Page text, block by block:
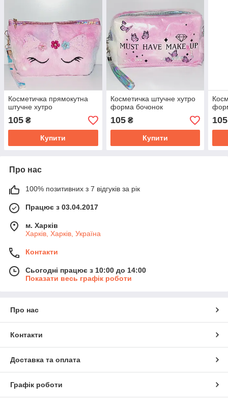
Косметичка прямокутна
штучне хутро
105 ₴
Купити
Косметичка штучне хутро
форма бочонок
105₴
Купити
105
Про нас
100% позитивних з 7 відгуків за рік
Працює з 03.04.2017
м. Харків
Харків, Харків, Україна
Контакти
Сьогодні працює з 10:00 до 14:00
Показати весь графік роботи
Про нас
Контакти
Доставка та оплата
Графік роботи